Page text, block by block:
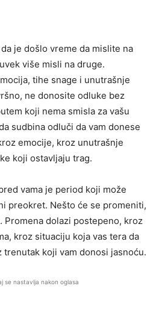
je došlo vreme da mislite na
više misli na druge.
tihe snage i unutrašnje
ne donosite odluke bez
koji nema smisla za vašu
sudbina odluči da vam donese
emocije, kroz unutrašnje
koji ostavljaju trag.
vama je period koji može
preokret. Nešto će se promeniti,
Promena dolazi postepeno, kroz
kroz situaciju koja vas tera da
koji vam donosi jasnoću.
se nastavlja nakon oglasa